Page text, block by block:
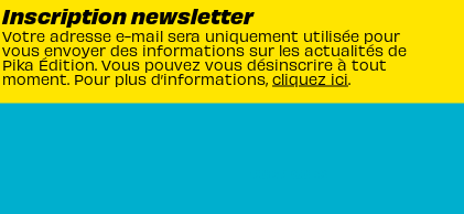
Inscription newsletter
Votre adresse e-mail sera uniquement utilisée pour
vous envoyer des informations sur les actualités de
Pika Édition. Vous pouvez vous désinscrire à tout
moment. Pour plus d’informations, cliquez ici.